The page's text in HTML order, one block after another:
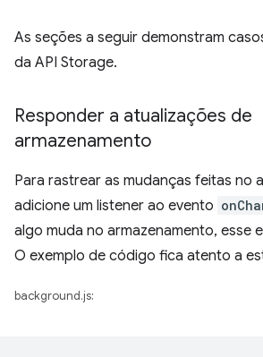
As seções a seguir demonstram
da API Storage.
Responder a atualizações de
armazenamento
Para rastrear as mudanças feitas no
adicione um listener ao evento
algo muda no armazenamento, esse
O exemplo de código fica atento a
background.js: